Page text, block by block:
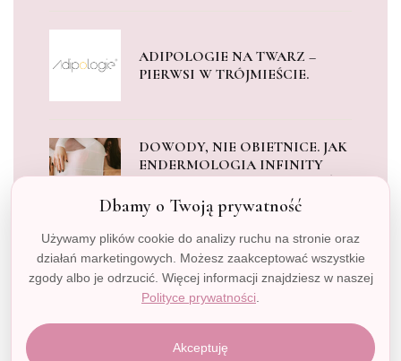
ADIPOLOGIE NA TWARZ –
PIERWSI W TRÓJMIEŚCIE.
DOWODY, NIE OBIETNICE. JAK
ENDERMOLOGIA INFINITY
LECZY BEZSENNOŚĆ I OBNIŻA
KORTYZOL?
KIEDY STRES BLOKUJE TWOJE
CIAŁO, ZWYKŁY MASAŻ TO ZA
MAŁO. POZNAJ MEDYCZNE
WELLNESS NA URĄDZENIU
ENDERMOLOGIA LPG
INFINITY.
Dbamy o Twoją prywatność
Używamy plików cookie do analizy ruchu na stronie oraz
działań marketingowych. Możesz zaakceptować wszystkie
zgody albo je odrzucić. Więcej informacji znajdziesz w naszej
Polityce prywatności
Akceptuję